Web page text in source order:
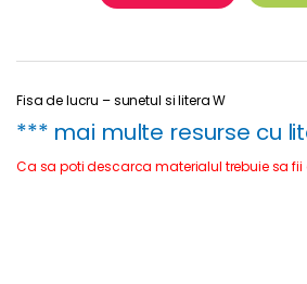
Fisa de lucru – sunetul si litera W
*** mai multe resurse cu
Ca sa poti descarca materialul trebuie sa fii